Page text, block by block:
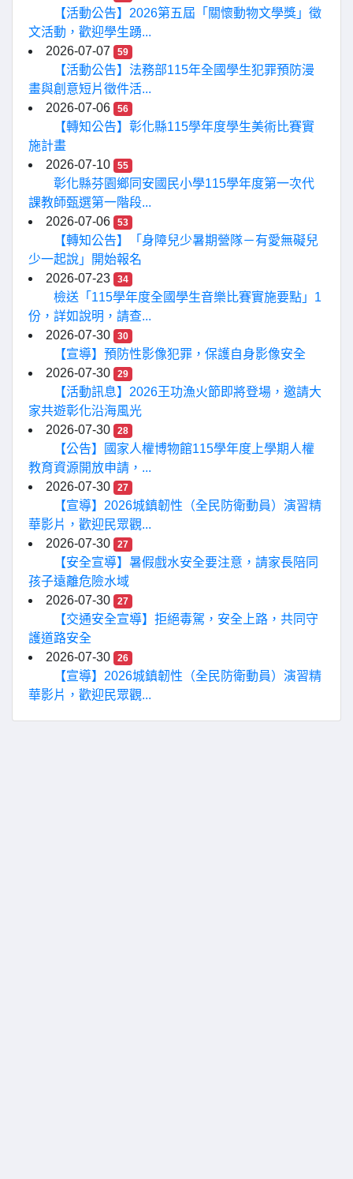
【活動公告】2026第五屆「關懷動物文學獎」徵
文活動，歡迎學生踴...
2026-07-07
59
【活動公告】法務部115年全國學生犯罪預防漫
畫與創意短片徵件活...
2026-07-06
56
【轉知公告】彰化縣115學年度學生美術比賽實
施計畫
2026-07-10
55
彰化縣芬園鄉同安國民小學115學年度第一次代
課教師甄選第一階段...
2026-07-06
53
【轉知公告】「身障兒少暑期營隊－有愛無礙兒
少一起說」開始報名
2026-07-23
34
檢送「115學年度全國學生音樂比賽實施要點」1
份，詳如說明，請查...
2026-07-30
30
【宣導】預防性影像犯罪，保護自身影像安全
2026-07-30
29
【活動訊息】2026王功漁火節即將登場，邀請大
家共遊彰化沿海風光
2026-07-30
28
【公告】國家人權博物館115學年度上學期人權
教育資源開放申請，...
2026-07-30
27
【宣導】2026城鎮韌性（全民防衛動員）演習精
華影片，歡迎民眾觀...
2026-07-30
27
【安全宣導】暑假戲水安全要注意，請家長陪同
孩子遠離危險水域
2026-07-30
27
【交通安全宣導】拒絕毒駕，安全上路，共同守
護道路安全
2026-07-30
26
【宣導】2026城鎮韌性（全民防衛動員）演習精
華影片，歡迎民眾觀...